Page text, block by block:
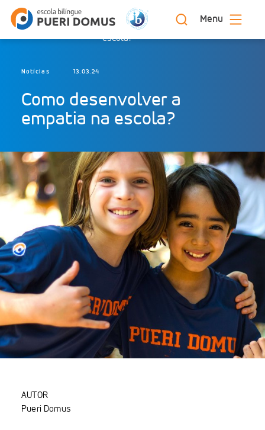
Menu
Início
Como desenvolver a empatia na
escola?
Notícias 13.03.24
Como desenvolver a
empatia na escola?
AUTOR
Pueri Domus